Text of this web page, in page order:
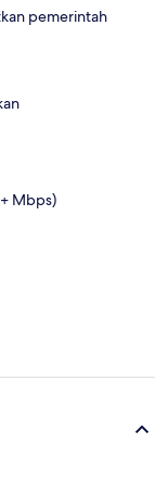
pemerintah
Mbps)